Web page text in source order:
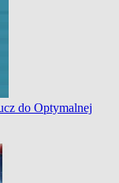
do Optymalnej